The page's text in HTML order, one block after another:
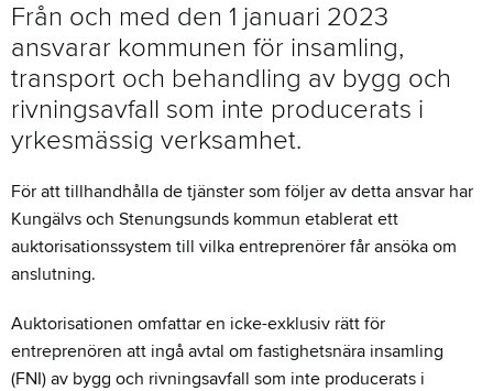
SOM
FAVORIT
Från och med den 1 januari 2023
ansvarar kommunen för insamling,
transport och behandling av bygg och
rivningsavfall som inte producerats i
yrkesmässig verksamhet.
För att tillhandhålla de tjänster som följer av detta ansvar har
Kungälvs och Stenungsunds kommun etablerat ett
auktorisationssystem till vilka entreprenörer får ansöka om
anslutning.
Auktorisationen omfattar en icke-exklusiv rätt för
entreprenören att ingå avtal om fastighetsnära insamling
(FNI) av bygg och rivningsavfall som inte producerats i